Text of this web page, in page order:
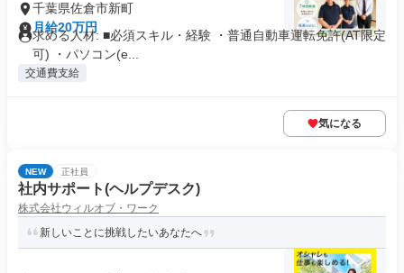
千葉県佐倉市新町
月給20万円
求める人材: ■必須スキル・経験 ・普通自動車運転免許(AT限定
可) ・パソコン(e...
交通費支給
気になる
NEW 正社員
社内サポート(ヘルプデスク)
株式会社ウィルオブ・ワーク
新しいことに挑戦したいあなたへ